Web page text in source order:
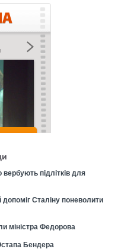
підлітків для
допоміг Сталіну поневолити
міністра Федорова
Бендера